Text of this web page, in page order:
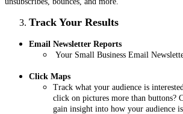
Track Your Results
Email Newsletter Reports
Your Small Business Email
Click Maps
Track what your audience is
click on pictures more than buttons?
gain insight into how your audience